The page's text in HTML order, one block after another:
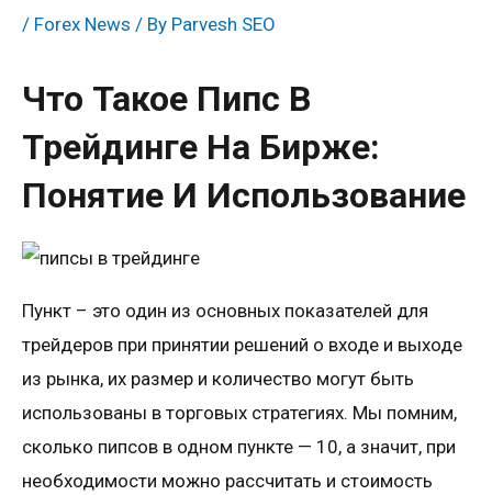
/ Forex News / By Parvesh SEO
Что Такое Пипс В
Трейдинге На Бирже:
Понятие И Использование
Пункт – это один из основных показателей для
трейдеров при принятии решений о входе и выходе
из рынка, их размер и количество могут быть
использованы в торговых стратегиях. Мы помним,
сколько пипсов в одном пункте — 10, а значит, при
необходимости можно рассчитать и стоимость